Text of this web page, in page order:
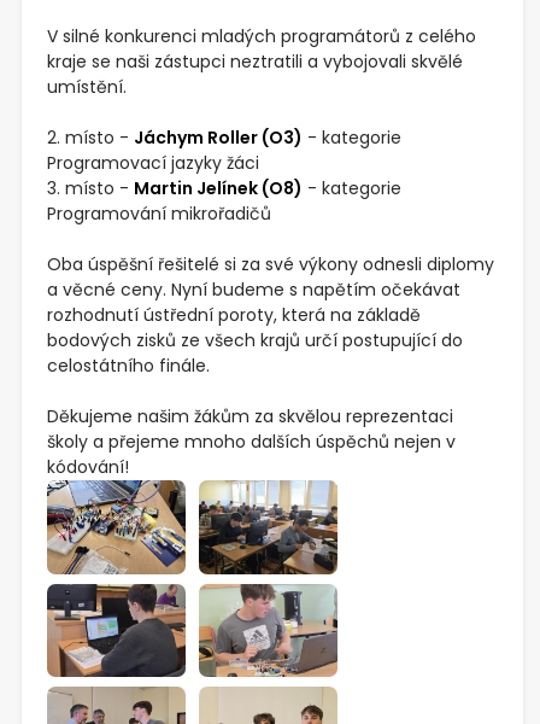
V silné konkurenci mladých programátorů z celého
kraje se naši zástupci neztratili a vybojovali skvělé
umístění.
2. místo - Jáchym Roller (O3) - kategorie
Programovací jazyky žáci
3. místo - Martin Jelínek (O8) - kategorie
Programování mikrořadičů
Oba úspěšní řešitelé si za své výkony odnesli diplomy
a věcné ceny. Nyní budeme s napětím očekávat
rozhodnutí ústřední poroty, která na základě
bodových zisků ze všech krajů určí postupující do
celostátního finále.
Děkujeme našim žákům za skvělou reprezentaci
školy a přejeme mnoho dalších úspěchů nejen v
kódování!